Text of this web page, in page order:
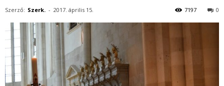
Szerző: Szerk. - 2017. április 15. 0
7197